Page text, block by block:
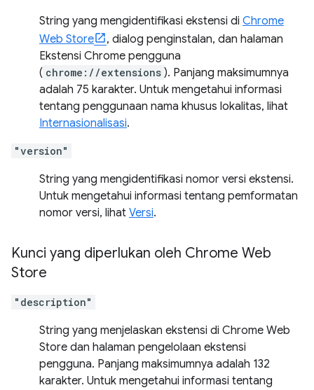
String yang mengidentifikasi ekstensi di Chrome
Web Store
, dialog penginstalan, dan halaman
Ekstensi Chrome pengguna
( chrome://extensions ). Panjang maksimumnya
adalah 75 karakter. Untuk mengetahui informasi
tentang penggunaan nama khusus lokalitas, lihat
Internasionalisasi.
"version"
String yang mengidentifikasi nomor versi ekstensi.
Untuk mengetahui informasi tentang pemformatan
nomor versi, lihat Versi.
Kunci yang diperlukan oleh Chrome Web
Store
"description"
String yang menjelaskan ekstensi di Chrome Web
Store dan halaman pengelolaan ekstensi
pengguna. Panjang maksimumnya adalah 132
karakter. Untuk mengetahui informasi tentang